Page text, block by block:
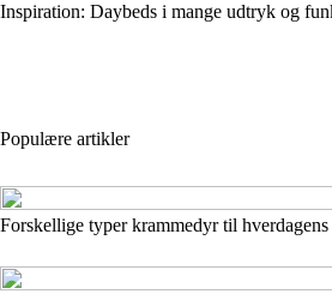
Inspiration: Daybeds i mange udtryk og
Populære artikler
Forskellige typer krammedyr til